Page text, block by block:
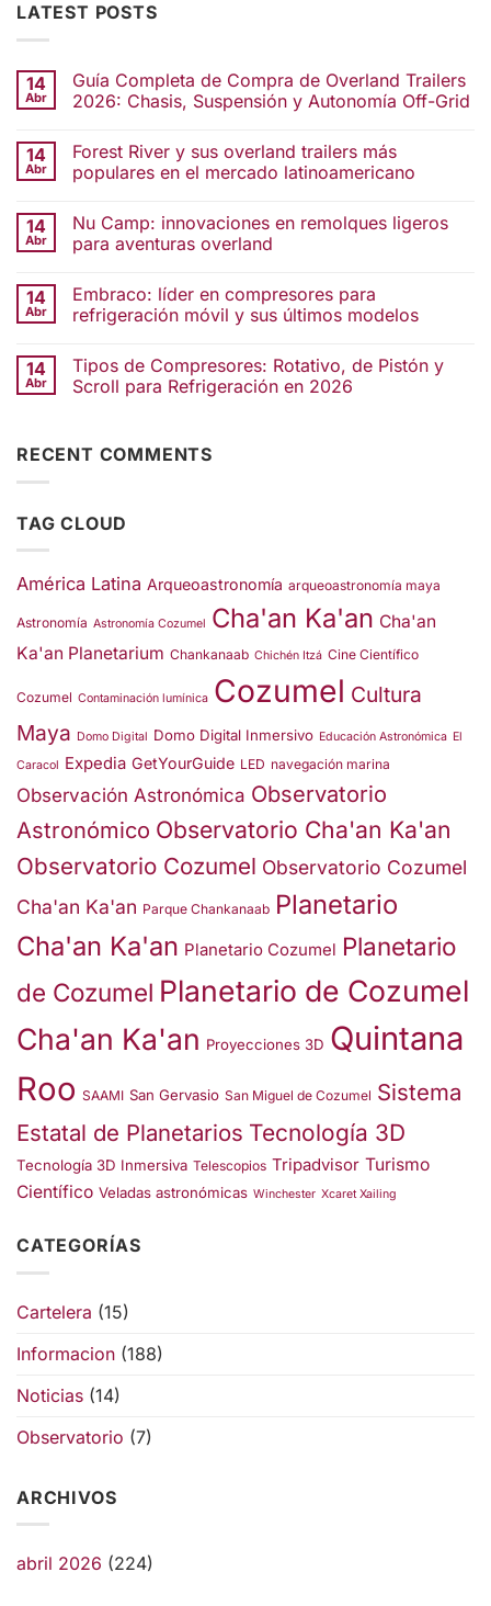
LATEST POSTS
14
Abr
Guía Completa de Compra de Overland Trailers
2026: Chasis, Suspensión y Autonomía Off-Grid
14
Abr
Forest River y sus overland trailers más
populares en el mercado latinoamericano
14
Abr
Nu Camp: innovaciones en remolques ligeros
para aventuras overland
14
Abr
Embraco: líder en compresores para
refrigeración móvil y sus últimos modelos
14
Abr
Tipos de Compresores: Rotativo, de Pistón y
Scroll para Refrigeración en 2026
RECENT COMMENTS
TAG CLOUD
América Latina Arqueoastronomía arqueoastronomía maya
Astronomía Astronomía Cozumel Cha'an Ka'an Cha'an
Ka'an Planetarium Chankanaab Chichén Itzá Cine Científico
Cozumel Contaminación lumínica Cozumel Cultura
Maya Domo Digital Domo Digital Inmersivo Educación Astronómica El
Caracol Expedia GetYourGuide LED navegación marina
Observación Astronómica Observatorio
Astronómico Observatorio Cha'an Ka'an
Observatorio Cozumel Observatorio Cozumel
Cha'an Ka'an Parque Chankanaab Planetario
Cha'an Ka'an Planetario Cozumel Planetario
de Cozumel Planetario de Cozumel
Cha'an Ka'an Proyecciones 3D Quintana
Roo SAAMI San Gervasio San Miguel de Cozumel Sistema
Estatal de Planetarios Tecnología 3D
Tecnología 3D Inmersiva Telescopios Tripadvisor Turismo
Científico Veladas astronómicas Winchester Xcaret Xailing
CATEGORÍAS
Cartelera (15)
Informacion (188)
Noticias (14)
Observatorio (7)
ARCHIVOS
abril 2026 (224)